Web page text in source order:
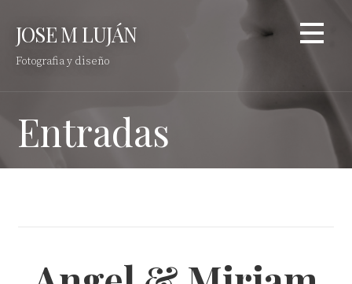
contenido
JOSE M LUJÁN
Fotografia y diseño
Entradas